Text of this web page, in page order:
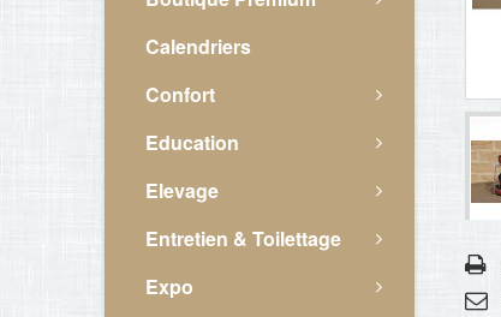
Calendriers
Confort
Education
Elevage
Entretien & Toilettage
Expo